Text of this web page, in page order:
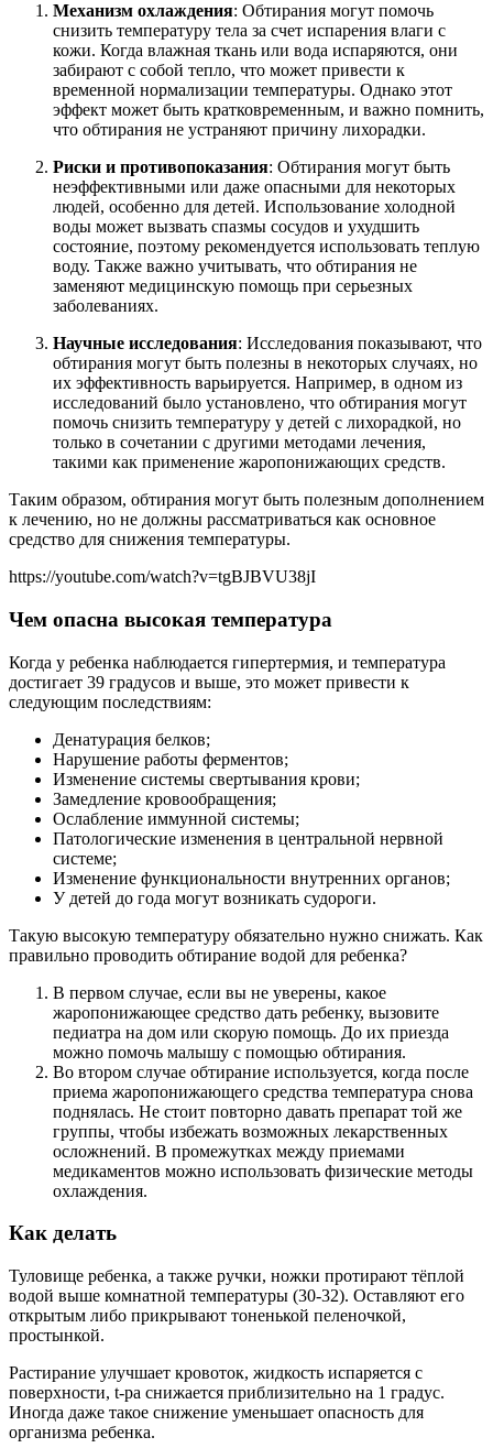
Механизм охлаждения: Обтирания могут помочь
снизить температуру тела за счет испарения влаги с
кожи. Когда влажная ткань или вода испаряются, они
забирают с собой тепло, что может привести к
временной нормализации температуры. Однако этот
эффект может быть кратковременным, и важно помнить,
что обтирания не устраняют причину лихорадки.
Риски и противопоказания: Обтирания могут быть
неэффективными или даже опасными для некоторых
людей, особенно для детей. Использование холодной
воды может вызвать спазмы сосудов и ухудшить
состояние, поэтому рекомендуется использовать теплую
воду. Также важно учитывать, что обтирания не
заменяют медицинскую помощь при серьезных
заболеваниях.
Научные исследования: Исследования показывают, что
обтирания могут быть полезны в некоторых случаях, но
их эффективность варьируется. Например, в одном из
исследований было установлено, что обтирания могут
помочь снизить температуру у детей с лихорадкой, но
только в сочетании с другими методами лечения,
такими как применение жаропонижающих средств.
Таким образом, обтирания могут быть полезным дополнением
к лечению, но не должны рассматриваться как основное
средство для снижения температуры.
https://youtube.com/watch?v=tgBJBVU38jI
Чем опасна высокая температура
Когда у ребенка наблюдается гипертермия, и температура
достигает 39 градусов и выше, это может привести к
следующим последствиям:
Денатурация белков;
Нарушение работы ферментов;
Изменение системы свертывания крови;
Замедление кровообращения;
Ослабление иммунной системы;
Патологические изменения в центральной нервной
системе;
Изменение функциональности внутренних органов;
У детей до года могут возникать судороги.
Такую высокую температуру обязательно нужно снижать. Как
правильно проводить обтирание водой для ребенка?
В первом случае, если вы не уверены, какое
жаропонижающее средство дать ребенку, вызовите
педиатра на дом или скорую помощь. До их приезда
можно помочь малышу с помощью обтирания.
Во втором случае обтирание используется, когда после
приема жаропонижающего средства температура снова
поднялась. Не стоит повторно давать препарат той же
группы, чтобы избежать возможных лекарственных
осложнений. В промежутках между приемами
медикаментов можно использовать физические методы
охлаждения.
Как делать
Туловище ребенка, а также ручки, ножки протирают тёплой
водой выше комнатной температуры (30-32). Оставляют его
открытым либо прикрывают тоненькой пеленочкой,
простынкой.
Растирание улучшает кровоток, жидкость испаряется с
поверхности, t-ра снижается приблизительно на 1 градус.
Иногда даже такое снижение уменьшает опасность для
организма ребенка.